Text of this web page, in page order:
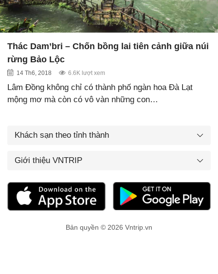
Thác Dam’bri – Chốn bồng lai tiên cảnh giữa núi
rừng Bảo Lộc
14 Th6, 2018 6.6K lượt xem
Lâm Đồng không chỉ có thành phố ngàn hoa Đà Lạt
mộng mơ mà còn có vô vàn những con…
Khách sạn theo tỉnh thành
Giới thiệu VNTRIP
Bản quyền © 2026 Vntrip.vn